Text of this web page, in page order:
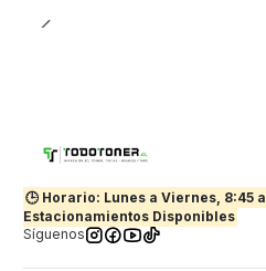
🕒 Horario: Lunes a Viernes, 8:45 a
Estacionamientos Disponibles
Síguenos